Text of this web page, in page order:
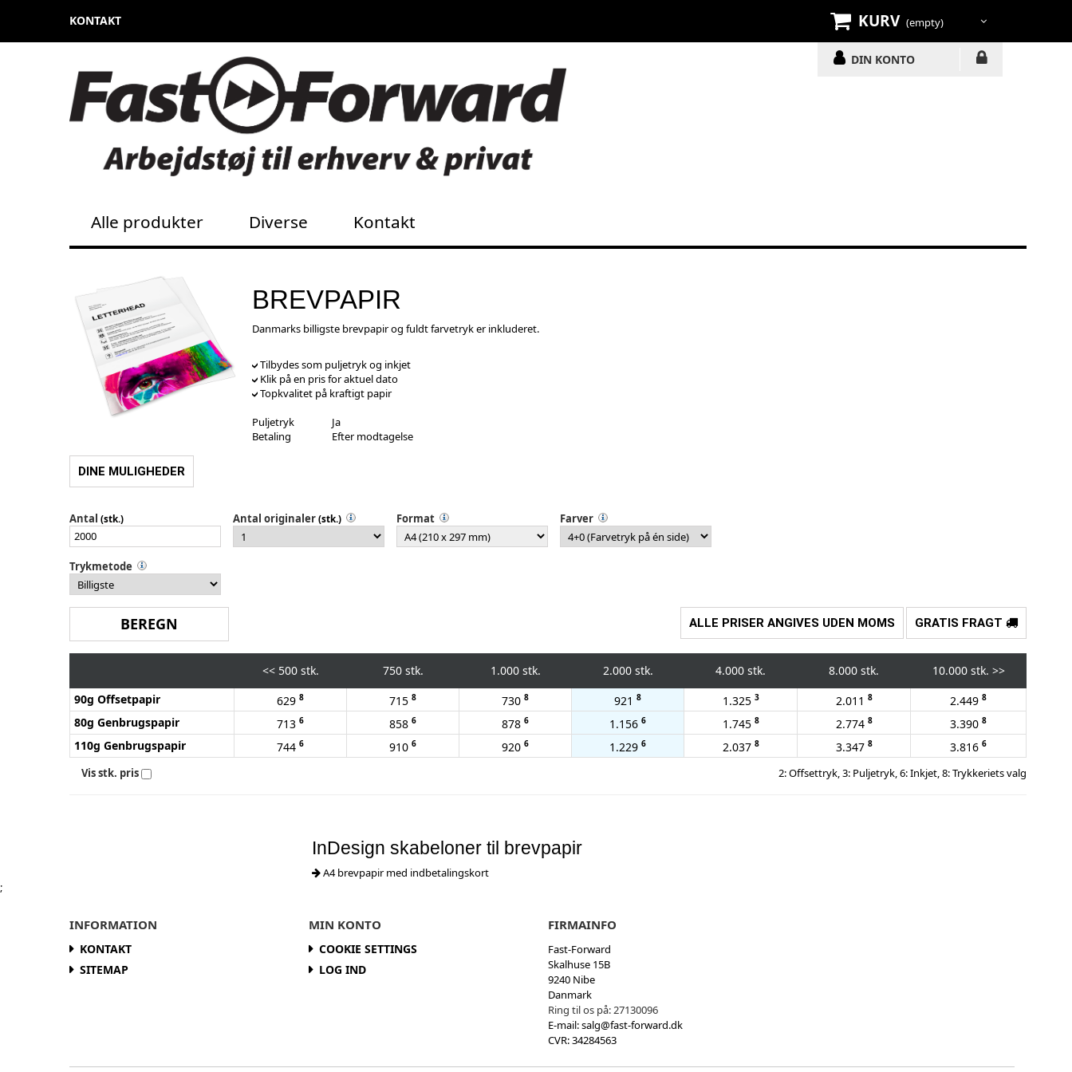
KURV (empty)
KONTAKT
DIN KONTO
Alle produkter Diverse Kontakt
BREVPAPIR
Danmarks billigste brevpapir og fuldt farvetryk er inkluderet.
Tilbydes som puljetryk og inkjet
Klik på en pris for aktuel dato
Topkvalitet på kraftigt papir
Puljetryk
Ja
Betaling
Efter modtagelse
DINE MULIGHEDER
Antal (stk.) Antal originaler(stk.) Format Farver
Trykmetode
ALLE PRISER ANGIVES UDEN MOMS GRATIS FRAGT
<<500 stk. 750 stk. 1.000 stk. 2.000 stk. 4.000 stk. 8.000 stk. 10.000 stk. >>
90g Offsetpapir
629 8 715 8 730 8 921 8 1.325 3 2.011 8 2.449 8
80g Genbrugspapir 713 6 858 6 878 6 1.156 6 1.745 8 2.774 8 3.390 8
110g Genbrugspapir 744 6 910 6 920 6 1.229 6 2.037 8 3.347 8 3.816 6
Vis stk. pris 2: Offsettryk, 3: Puljetryk, 6: Inkjet, 8: Trykkeriets valg
InDesign skabeloner til brevpapir
A4 brevpapir med indbetalingskort
;
INFORMATION
KONTAKT
SITEMAP
MIN KONTO
COOKIE SETTINGS
LOG IND
FIRMAINFO
Fast-Forward
Skalhuse 15B
9240 Nibe
Danmark
Ring til os på: 27130096
E-mail:salg@fast-forward.dk
CVR: 34284563